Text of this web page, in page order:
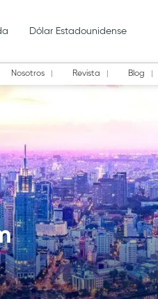
Dólar Estadounidense
Nosotros Revista Blog